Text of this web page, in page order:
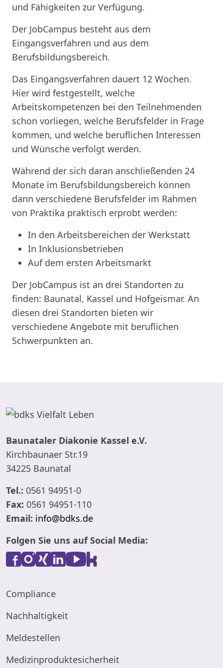
und Fähigkeiten zur Verfügung.
Der JobCampus besteht aus dem
Eingangsverfahren und aus dem
Berufsbildungsbereich.
Das Eingangsverfahren dauert 12 Wochen.
Hier wird festgestellt, welche
Arbeitskompetenzen bei den Teilnehmenden
schon vorliegen, welche Berufsfelder in Frage
kommen, und welche beruflichen Interessen
und Wünsche verfolgt werden.
Während der sich daran anschließenden 24
Monate im Berufsbildungsbereich können
dann verschiedene Berufsfelder im Rahmen
von Praktika praktisch erprobt werden:
In den Arbeitsbereichen der Werkstatt
In Inklusionsbetrieben
Auf dem ersten Arbeitsmarkt
Der JobCampus ist an drei Standorten zu
finden: Baunatal, Kassel und Hofgeismar. An
diesen drei Standorten bieten wir
verschiedene Angebote mit beruflichen
Schwerpunkten an.
Baunataler Diakonie Kassel e.V.
Kirchbaunaer Str.19
34225 Baunatal
Tel.: 0561 94951-0
Fax: 0561 94951-110
Email: info@bdks.de
Folgen Sie uns auf Social Media:
Compliance
Nachhaltigkeit
Meldestellen
Medizinproduktesicherheit